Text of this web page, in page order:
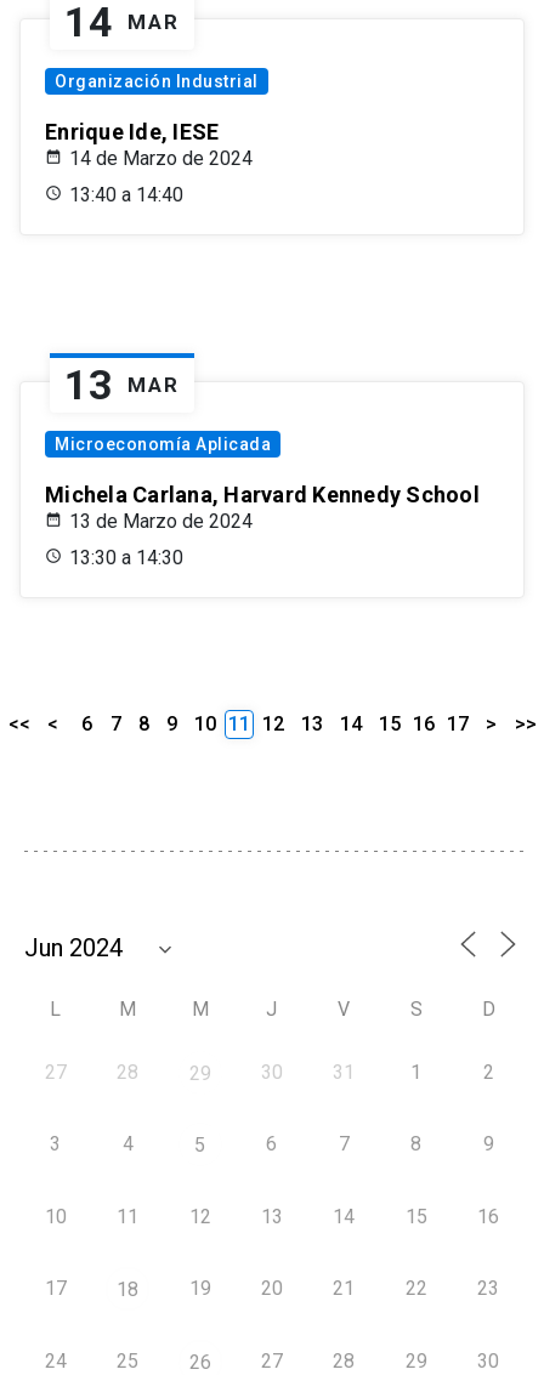
14 MAR
Organización Industrial
Enrique Ide, IESE
14 de Marzo de 2024
13:40 a 14:40
13 MAR
Microeconomía Aplicada
Michela Carlana, Harvard Kennedy School
13 de Marzo de 2024
13:30 a 14:30
<< < 6 7 8 9 10 11 12 13 14 15 16 17 > >>
L M M J V S D
27 28 29 30 31 1 2
3 4 5 6 7 8 9
10 11 12 13 14 15 16
17 18 19 20 21 22 23
24 25 26 27 28 29 30